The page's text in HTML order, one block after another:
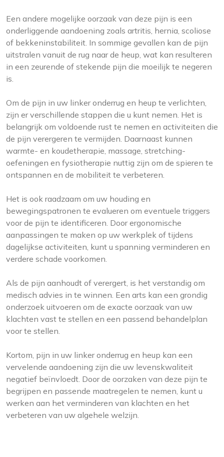
Een andere mogelijke oorzaak van deze pijn is een
onderliggende aandoening zoals artritis, hernia, scoliose
of bekkeninstabiliteit. In sommige gevallen kan de pijn
uitstralen vanuit de rug naar de heup, wat kan resulteren
in een zeurende of stekende pijn die moeilijk te negeren
is.
Om de pijn in uw linker onderrug en heup te verlichten,
zijn er verschillende stappen die u kunt nemen. Het is
belangrijk om voldoende rust te nemen en activiteiten die
de pijn verergeren te vermijden. Daarnaast kunnen
warmte- en koudetherapie, massage, stretching-
oefeningen en fysiotherapie nuttig zijn om de spieren te
ontspannen en de mobiliteit te verbeteren.
Het is ook raadzaam om uw houding en
bewegingspatronen te evalueren om eventuele triggers
voor de pijn te identificeren. Door ergonomische
aanpassingen te maken op uw werkplek of tijdens
dagelijkse activiteiten, kunt u spanning verminderen en
verdere schade voorkomen.
Als de pijn aanhoudt of verergert, is het verstandig om
medisch advies in te winnen. Een arts kan een grondig
onderzoek uitvoeren om de exacte oorzaak van uw
klachten vast te stellen en een passend behandelplan
voor te stellen.
Kortom, pijn in uw linker onderrug en heup kan een
vervelende aandoening zijn die uw levenskwaliteit
negatief beïnvloedt. Door de oorzaken van deze pijn te
begrijpen en passende maatregelen te nemen, kunt u
werken aan het verminderen van klachten en het
verbeteren van uw algehele welzijn.